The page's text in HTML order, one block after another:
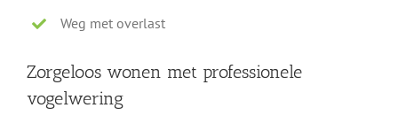
Weg met overlast
Zorgeloos wonen met professionele
vogelwering